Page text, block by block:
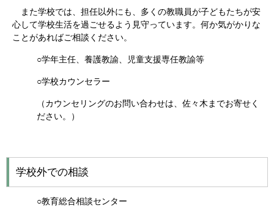
また学校では、担任以外にも、多くの教職員が子どもたちが安
心して学校生活を過ごせるよう見守っています。何か気がかりな
ことがあればご相談ください。
○学年主任、養護教諭、児童支援専任教諭等
○学校カウンセラー
（カウンセリングのお問い合わせは、佐々木までお寄せく
ださい。）
学校外での相談
○教育総合相談センター